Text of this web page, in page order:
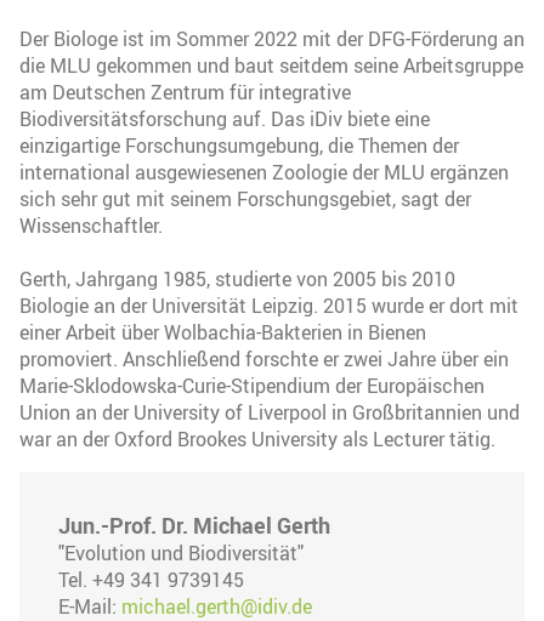
Der Biologe ist im Sommer 2022 mit der DFG-Förderung an
die MLU gekommen und baut seitdem seine Arbeitsgruppe
am Deutschen Zentrum für integrative
Biodiversitätsforschung auf. Das iDiv biete eine
einzigartige Forschungsumgebung, die Themen der
international ausgewiesenen Zoologie der MLU ergänzen
sich sehr gut mit seinem Forschungsgebiet, sagt der
Wissenschaftler.
Gerth, Jahrgang 1985, studierte von 2005 bis 2010
Biologie an der Universität Leipzig. 2015 wurde er dort mit
einer Arbeit über Wolbachia-Bakterien in Bienen
promoviert. Anschließend forschte er zwei Jahre über ein
Marie-Sklodowska-Curie-Stipendium der Europäischen
Union an der University of Liverpool in Großbritannien und
war an der Oxford Brookes University als Lecturer tätig.
Jun.-Prof. Dr. Michael Gerth
"Evolution und Biodiversität"
Tel. +49 341 9739145
E-Mail: michael.gerth@idiv.de